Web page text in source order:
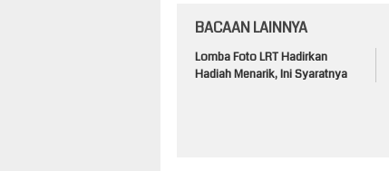
BACAAN LAINNYA
Lomba Foto LRT Hadirkan
Hadiah Menarik, Ini Syaratnya